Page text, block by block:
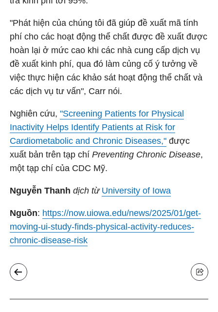
"Phát hiện của chúng tôi đã giúp đề xuất mã tính
phí cho các hoạt động thể chất được đề xuất được
hoàn lại ở mức cao khi các nhà cung cấp dịch vụ
đề xuất kinh phí, qua đó làm củng cố ý tưởng về
việc thực hiện các khảo sát hoạt động thể chất và
các dịch vụ tư vấn", Carr nói.
Nghiên cứu, "Screening Patients for Physical
Inactivity Helps Identify Patients at Risk for
Cardiometabolic and Chronic Diseases," được
xuất bản trên tạp chí Preventing Chronic Disease,
một tạp chí của CDC Mỹ.
Nguyễn Thanh dịch từ University of Iowa
Nguồn: https://now.uiowa.edu/news/2025/01/get-
moving-ui-study-finds-physical-activity-reduces-
chronic-disease-risk